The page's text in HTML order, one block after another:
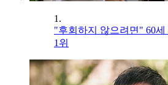
1.
"후회하지 않으려면" 60
1위